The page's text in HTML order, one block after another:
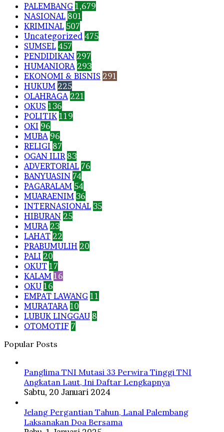
PALEMBANG 1,679
NASIONAL 801
KRIMINAL 507
Uncategorized 475
SUMSEL 457
PENDIDIKAN 297
HUMANIORA 293
EKONOMI & BISNIS 291
HUKUM 225
OLAHRAGA 221
OKUS 136
POLITIK 119
OKI 96
MUBA 96
RELIGI 87
OGAN ILIR 83
ADVERTORIAL 76
BANYUASIN 74
PAGARALAM 54
MUARAENIM 36
INTERNASIONAL 35
HIBURAN 25
MURA 23
LAHAT 22
PRABUMULIH 20
PALI 20
OKUT 17
KALAM 16
OKU 16
EMPAT LAWANG 11
MURATARA 10
LUBUK LINGGAU 8
OTOMOTIF 7
Popular Posts
Panglima TNI Mutasi 33 Perwira Tinggi TNI
Angkatan Laut, Ini Daftar Lengkapnya
Sabtu, 20 Januari 2024
Jelang Pergantian Tahun, Lanal Palembang
Laksanakan Doa Bersama